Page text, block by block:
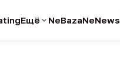
Ещё NeBazaNeNews